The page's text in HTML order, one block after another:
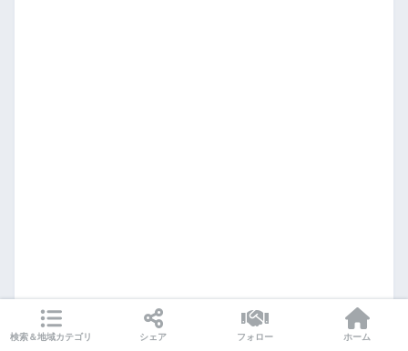
検索＆地域カテゴリ シェア フォロー ホーム